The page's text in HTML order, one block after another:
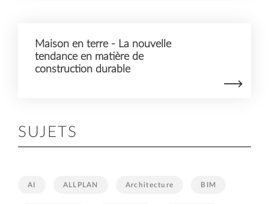
Maison en terre - La nouvelle
tendance en matière de
construction durable
SUJETS
AI ALLPLAN Architecture BIM